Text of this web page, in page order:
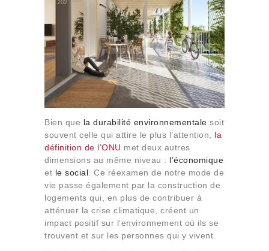
Bien que la durabilité environnementale soit
souvent celle qui attire le plus l’attention, la
définition de l’ONU met deux autres
dimensions au même niveau : l’économique
et le social . Ce réexamen de notre mode de
vie passe également par la construction de
logements qui, en plus de contribuer à
atténuer la crise climatique, créent un
impact positif sur l’environnement où ils se
trouvent et sur les personnes qui y vivent.